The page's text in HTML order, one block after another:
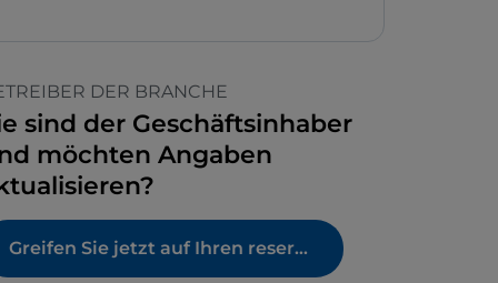
DER BRANCHE
sind der Geschäftsinhaber
möchten Angaben
Greifen Sie jetzt auf Ihren reservierten Bereich zu